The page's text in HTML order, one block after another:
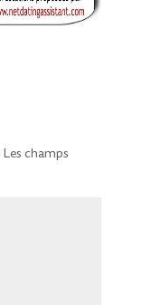
Les champs